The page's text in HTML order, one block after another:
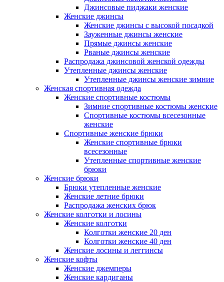
Джинсовые пиджаки женские
Женские джинсы
Женские джинсы с высокой посадкой
Зауженные джинсы женские
Прямые джинсы женские
Рваные джинсы женские
Распродажа джинсовой женской одежды
Утепленные джинсы женские
Утепленные джинсы женские зимние
Женская спортивная одежда
Женские спортивные костюмы
Зимние спортивные костюмы женские
Спортивные костюмы всесезонные
женские
Спортивные женские брюки
Женские спортивные брюки
всесезонные
Утепленные спортивные женские
брюки
Женские брюки
Брюки утепленные женские
Женские летние брюки
Распродажа женских брюк
Женские колготки и лосины
Женские колготки
Колготки женские 20 ден
Колготки женские 40 ден
Женские лосины и леггинсы
Женские кофты
Женские джемперы
Женские кардиганы